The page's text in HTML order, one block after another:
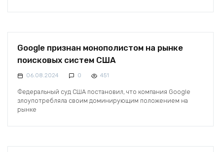
Google признан монополистом на рынке
поисковых систем США
06.08.2024 0 451
Федеральный суд США постановил, что компания Google
злоупотребляла своим доминирующим положением на
рынке